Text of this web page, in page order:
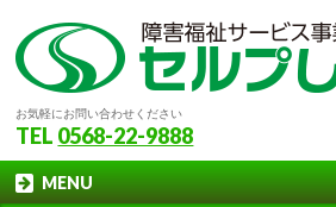
お気軽にお問い合わせください
TEL 0568-22-9888
MENU